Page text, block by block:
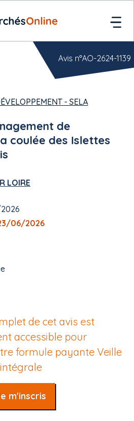
- SELA
de
coulée des Islettes
LOIRE
06/2026
Avis n°AO-2624-1139
de cet avis est
accessible pour
formule payante Veille
intégrale
m'inscris